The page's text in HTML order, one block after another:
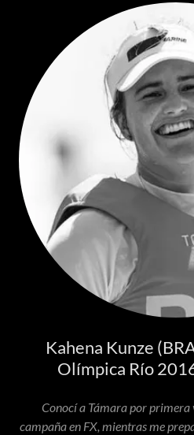
Kahena Kunze
Olímpica Río
Conocí a Támara por
campaña en FX, mientras me